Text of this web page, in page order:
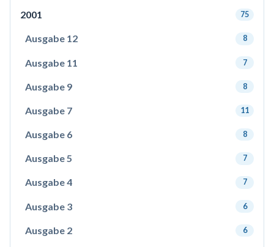
2001 75
Ausgabe 12 8
Ausgabe 11 7
Ausgabe 9 8
Ausgabe 7 11
Ausgabe 6 8
Ausgabe 5 7
Ausgabe 4 7
Ausgabe 3 6
Ausgabe 2 6